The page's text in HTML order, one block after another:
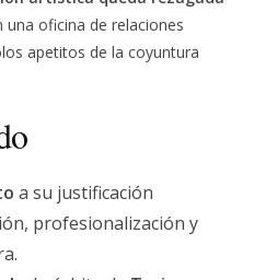
oficina de relaciones
apetitos de la coyuntura
a su justificación
profesionalización y